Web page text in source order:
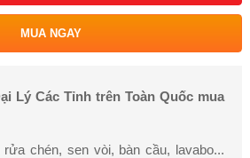
MUA NGAY
Lý Các Tỉnh trên Toàn Quốc mua
chén, sen vòi, bàn cầu, lavabo...